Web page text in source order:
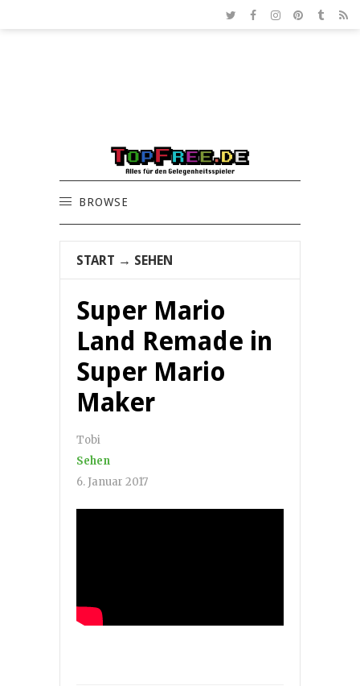
BROWSE
START → SEHEN
Super Mario
Land Remade in
Super Mario
Maker
Tobi
Sehen
6. Januar 2017